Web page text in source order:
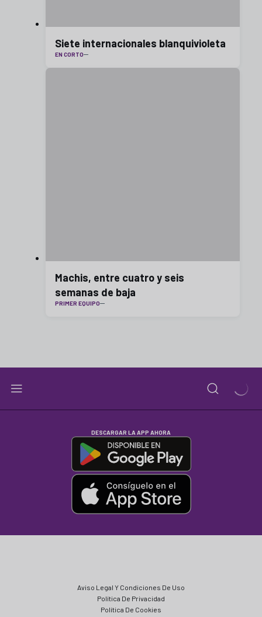
Siete internacionales blanquivioleta
EN CORTO
Machis, entre cuatro y seis
semanas de baja
PRIMER EQUIPO
DESCARGAR LA APP AHORA
Aviso Legal Y Condiciones De Uso
Política De Privacidad
Política De Cookies